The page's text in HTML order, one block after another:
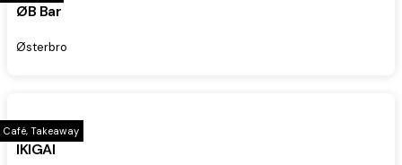
ØB Bar
Østerbro
Café, Takeaway
IKIGAI